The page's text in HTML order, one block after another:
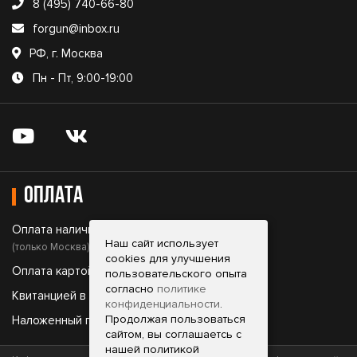
8 (495) 740-66-80
forgun@inbox.ru
РФ, г. Москва
Пн - Пт, 9:00-19:00
Оплата
Оплата наличными;
(только Москва)
Оплата картой;
Квитанцией в банке;
Наложенный платеж.
Наш сайт использует
cookies для улучшения
пользовательского опыта
согласно политике
конфиденциальности.
Продолжая пользоваться
сайтом, вы соглашаетсь с
нашей политикой